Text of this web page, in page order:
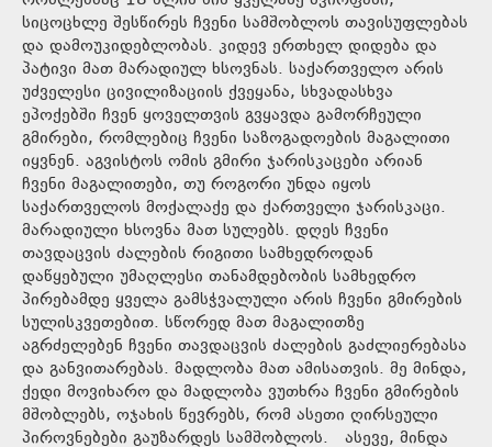
სიცოცხლე შესწირეს ჩვენი სამშობლოს თავისუფლებას
და დამოუკიდებლობას. კიდევ ერთხელ დიდება და
პატივი მათ მარადიულ ხსოვნას. საქართველო არის
უძველესი ცივილიზაციის ქვეყანა, სხვადასხვა
ეპოქებში ჩვენ ყოველთვის გვყავდა გამორჩეული
გმირები, რომლებიც ჩვენი საზოგადოების მაგალითი
იყვნენ. აგვისტოს ომის გმირი ჯარისკაცები არიან
ჩვენი მაგალითები, თუ როგორი უნდა იყოს
საქართველოს მოქალაქე და ქართველი ჯარისკაცი.
მარადიული ხსოვნა მათ სულებს. დღეს ჩვენი
თავდაცვის ძალების რიგითი სამხედროდან
დაწყებული უმაღლესი თანამდებობის სამხედრო
პირებამდე ყველა გამსჭვალული არის ჩვენი გმირების
სულისკვეთებით. სწორედ მათ მაგალითზე
აგრძელებენ ჩვენი თავდაცვის ძალების გაძლიერებასა
და განვითარებას. მადლობა მათ ამისათვის. მე მინდა,
ქედი მოვიხარო და მადლობა ვუთხრა ჩვენი გმირების
მშობლებს, ოჯახის წევრებს, რომ ასეთი ღირსეული
პიროვნებები გაუზარდეს სამშობლოს. ასევე, მინდა